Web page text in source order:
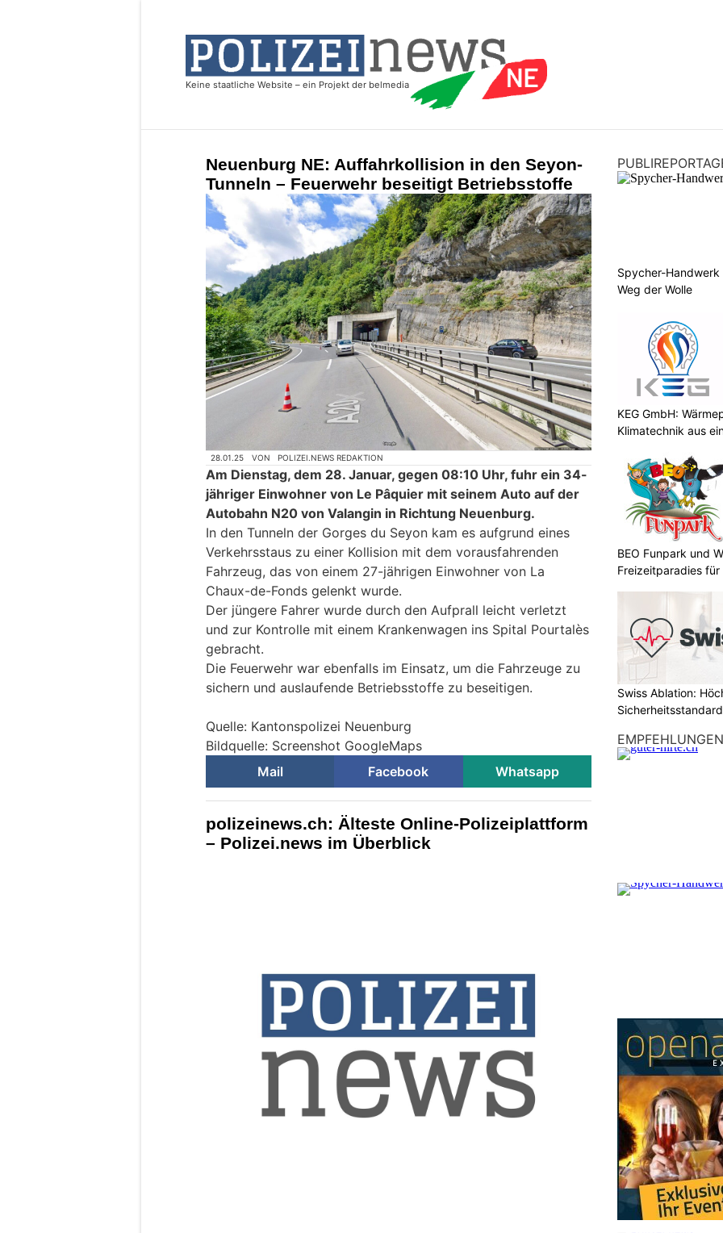
Neuenburg NE: Auffahrkollision in den Seyon-
Tunneln – Feuerwehr beseitigt Betriebsstoffe
28.01.25 VON POLIZEI.NEWS REDAKTION
Am Dienstag, dem 28. Januar, gegen 08:10 Uhr, fuhr ein 34-
jähriger Einwohner von Le Pâquier mit seinem Auto auf der
Autobahn N20 von Valangin in Richtung Neuenburg.
In den Tunneln der Gorges du Seyon kam es aufgrund eines
Verkehrsstaus zu einer Kollision mit dem vorausfahrenden
Fahrzeug, das von einem 27-jährigen Einwohner von La
Chaux-de-Fonds gelenkt wurde.
Der jüngere Fahrer wurde durch den Aufprall leicht verletzt
und zur Kontrolle mit einem Krankenwagen ins Spital Pourtalès
gebracht.
Die Feuerwehr war ebenfalls im Einsatz, um die Fahrzeuge zu
sichern und auslaufende Betriebsstoffe zu beseitigen.
Quelle: Kantonspolizei Neuenburg
Bildquelle: Screenshot GoogleMaps
Mail
Facebook Whatsapp
polizeinews.ch: Älteste Online-Polizeiplattform
– Polizei.news im Überblick
Spycher-
Weg der Wolle
KEG GmbH:
Klimatechnik aus
BEO Funpark und
Freizeitparadies für
Swiss Ablation:
EMPFEHLUNGEN